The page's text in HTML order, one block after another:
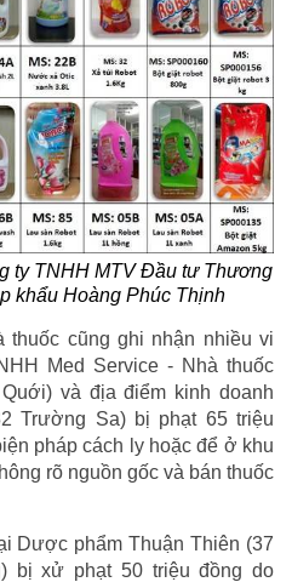
ty TNHH MTV Đầu tư Thương
khẩu Hoàng Phúc Thịnh
cũng ghi nhận nhiều vi
Med Service - Nhà thuốc
và địa điểm kinh doanh
Trường Sa) bị phạt 65 triệu
pháp cách ly hoặc để ở khu
rõ nguồn gốc và bán thuốc
Dược phẩm Thuận Thiên (37
bị xử phạt 50 triệu đồng do